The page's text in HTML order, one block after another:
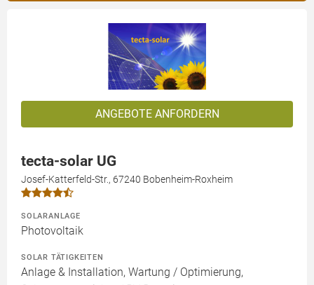
ANGEBOTE ANFORDERN
tecta-solar UG
Josef-Katterfeld-Str., 67240 Bobenheim-Roxheim
SOLARANLAGE
Photovoltaik
SOLAR TÄTIGKEITEN
Anlage & Installation, Wartung / Optimierung,